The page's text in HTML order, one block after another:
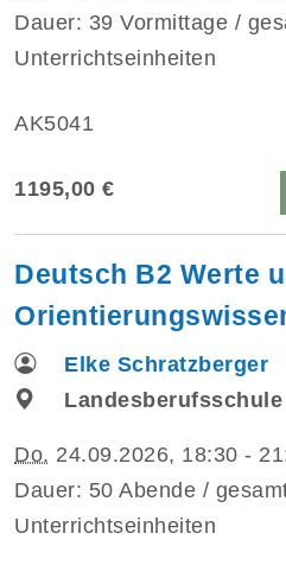
Dauer: 39 Vormittage /
Unterrichtseinheiten
AK5041
1195,00 €
Deutsch B2 Werte
Elke Schratzberger
Do. 24.09.2026, 18:30 -
Dauer: 50 Abende /
Unterrichtseinheiten